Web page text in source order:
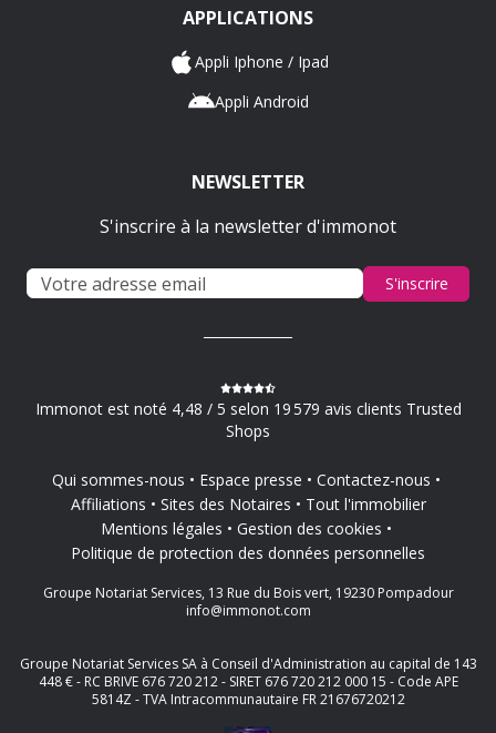
APPLICATIONS
Appli Iphone / Ipad
Appli Android
NEWSLETTER
S'inscrire à la newsletter d'immonot
S'inscrire
Immonot est noté 4,48 / 5 selon 19 579 avis clients Trusted
Shops
Qui sommes-nous Espace presse
Contactez-nous
Affiliations
Sites des Notaires
Tout l'immobilier
Mentions légales
Gestion des cookies
Politique de protection des données personnelles
Groupe Notariat Services, 13 Rue du Bois vert, 19230 Pompadour
info@immonot.com
Groupe Notariat Services SA à Conseil d'Administration au capital de 143
448 € - RC BRIVE 676 720 212 - SIRET 676 720 212 000 15 - Code APE
5814Z - TVA Intracommunautaire FR 21676720212